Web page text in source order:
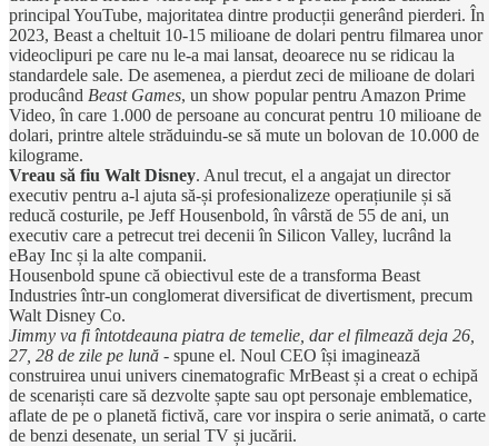
principal YouTube, majoritatea dintre producții generând pierderi. În
2023, Beast a cheltuit 10-15 milioane de dolari pentru filmarea unor
videoclipuri pe care nu le-a mai lansat, deoarece nu se ridicau la
standardele sale. De asemenea, a pierdut zeci de milioane de dolari
producând Beast Games, un show popular pentru Amazon Prime
Video, în care 1.000 de persoane au concurat pentru 10 milioane de
dolari, printre altele străduindu-se să mute un bolovan de 10.000 de
kilograme.
Vreau să fiu Walt Disney. Anul trecut, el a angajat un director
executiv pentru a-l ajuta să-și profesionalizeze operațiunile și să
reducă costurile, pe Jeff Housenbold, în vârstă de 55 de ani, un
executiv care a petrecut trei decenii în Silicon Valley, lucrând la
eBay Inc și la alte companii.
Housenbold spune că obiectivul este de a transforma Beast
Industries într-un conglomerat diversificat de divertisment, precum
Walt Disney Co.
Jimmy va fi întotdeauna piatra de temelie, dar el filmează deja 26,
27, 28 de zile pe lună - spune el. Noul CEO își imaginează
construirea unui univers cinematografic MrBeast și a creat o echipă
de scenariști care să dezvolte șapte sau opt personaje emblematice,
aflate de pe o planetă fictivă, care vor inspira o serie animată, o carte
de benzi desenate, un serial TV și jucării.